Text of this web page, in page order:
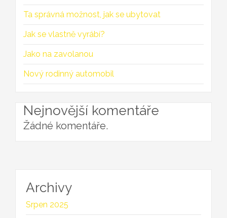
Ta správná možnost, jak se ubytovat
Jak se vlastně vyrábí?
Jako na zavolanou
Nový rodinný automobil
Nejnovější komentáře
Žádné komentáře.
Archivy
Srpen 2025